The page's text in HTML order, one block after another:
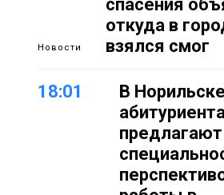
Новости
спасения
откуда в
взялся смог
18:01
В Норильске